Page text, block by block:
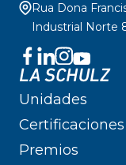
Rua Dona
Industrial Norte
LA SCHULZ
Unidades
Certificaciones
Premios